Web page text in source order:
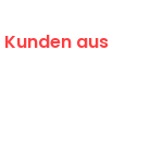
aus